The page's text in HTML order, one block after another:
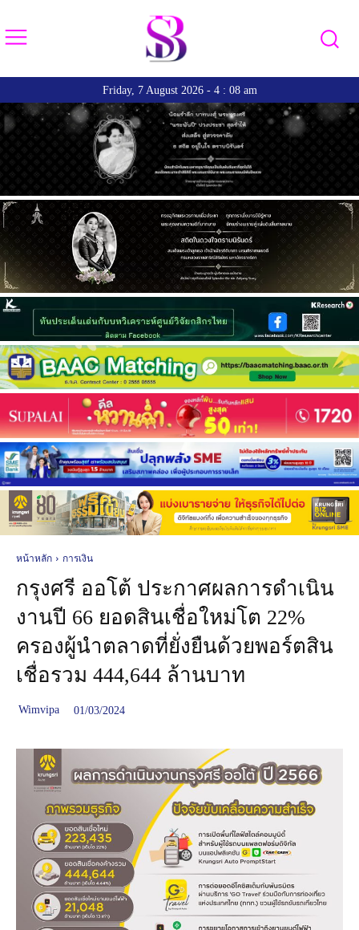
Friday, 7 August 2026 - 4 : 08 am
หน้าหลัก การเงิน
กรุงศรี ออโต้ ประกาศผลการดำเนิน
งานปี 66 ยอดสินเชื่อใหม่โต 22%
ครองผู้นำตลาดที่ยั่งยืนด้วยพอร์ตสิน
เชื่อรวม 444,644 ล้านบาท
Wimvipa 01/03/2024